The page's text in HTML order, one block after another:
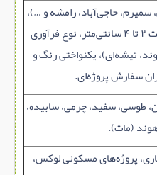
حاجی‌آباد، رامشه و …)،
درجه کیفیت، ضخامت ۲ تا ۴ سانتی‌متر، نوع فرآوری
تیشه‌ای)، یکنواختی رنگ و
سفارش پروژه‌ای.
طوسی، سفید، چرمی، سابیده،
(مات).
پروژه‌های مسکونی لوکس،